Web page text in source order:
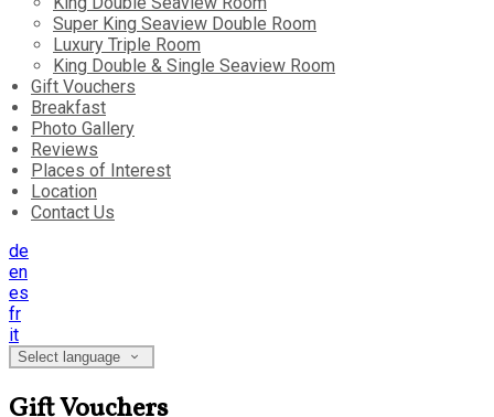
Super King Seaview Double Room
Luxury Triple Room
King Double & Single Seaview Room
Gift Vouchers
Breakfast
Photo Gallery
Reviews
Places of Interest
Location
Contact Us
de
en
es
fr
it
Select language
Gift Vouchers